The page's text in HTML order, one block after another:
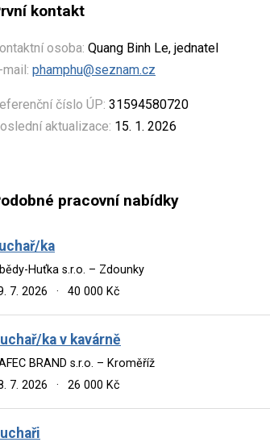
kontakt
osoba: Quang Binh Le, jednatel
mail: phamphu@seznam.cz
číslo ÚP: 31594580720
aktualizace: 15. 1. 2026
pracovní nabídky
ka
Huťka s.r.o. – Zdounky
7. 2026
· 40 000 Kč
ka v kavárně
BRAND s.r.o. – Kroměříž
7. 2026
· 26 000 Kč